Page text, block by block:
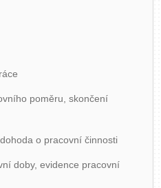
poměru, skončení
o pracovní činnosti
doby, evidence pracovní